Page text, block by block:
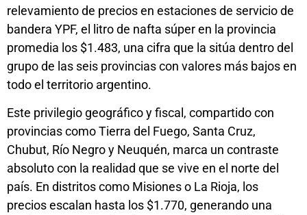
relevamiento de precios en estaciones de servicio de
bandera YPF, el litro de nafta súper en la provincia
promedia los $1.483, una cifra que la sitúa dentro del
grupo de las seis provincias con valores más bajos en
todo el territorio argentino.
Este privilegio geográfico y fiscal, compartido con
provincias como Tierra del Fuego, Santa Cruz,
Chubut, Río Negro y Neuquén, marca un contraste
absoluto con la realidad que se vive en el norte del
país. En distritos como Misiones o La Rioja, los
precios escalan hasta los $1.770, generando una